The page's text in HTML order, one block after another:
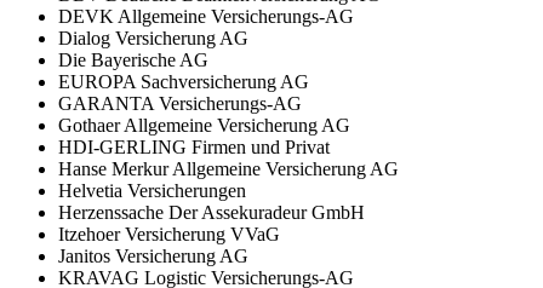
DEVK Allgemeine Versicherungs-AG
Dialog Versicherung AG
Die Bayerische AG
EUROPA Sachversicherung AG
GARANTA Versicherungs-AG
Gothaer Allgemeine Versicherung AG
HDI-GERLING Firmen und Privat
Hanse Merkur Allgemeine Versicherung AG
Helvetia Versicherungen
Herzenssache Der Assekuradeur GmbH
Itzehoer Versicherung VVaG
Janitos Versicherung AG
KRAVAG Logistic Versicherungs-AG